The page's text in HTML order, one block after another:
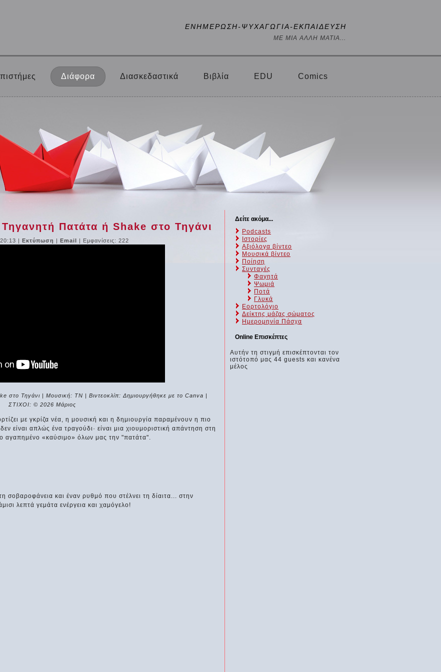
ΕΝΗΜΕΡΩΣΗ-ΨΥΧΑΓΩΓΙΑ-ΕΚΠΑΙΔΕΥΣΗ
ΜΕ ΜΙΑ ΑΛΛΗ ΜΑΤΙΑ...
Διάφορα Διασκεδαστικά Βιβλία EDU Comics
Πατάτα ή Shake στο Τηγάνι
| Εκτύπωση | Email | Εμφανίσεις: 222
στο Τηγάνι | Μουσική: ΤΝ | Βιντεοκλίπ: Δημιουργήθηκε με το Canva |
ΣΤΙΧΟΙ: © 2026 Μάριος
με γκρίζα νέα, η μουσική και η δημιουργία παραμένουν η πιο
δεν είναι απλώς ένα τραγούδι· είναι μια χιουμοριστική απάντηση στη
αγαπημένο «καύσιμο» όλων μας την "πατάτα".
σοβαροφάνεια και έναν ρυθμό που στέλνει τη δίαιτα... στην
λεπτά γεμάτα ενέργεια και χαμόγελο!
Δείτε ακόμα...
Podcasts
Ιστορίες
Αξιόλογα βίντεο
Μουσικά βίντεο
Ποίηση
Συνταγές
Φαγητά
Ψωμιά
Ποτά
Γλυκά
Εορτολόγιο
Δείκτης μάζας σώματος
Ημερομηνία Πάσχα
Online Επισκέπτες
Αυτήν τη στιγμή επισκέπτονται τον
ιστότοπό μας 44 guests και κανένα
μέλος